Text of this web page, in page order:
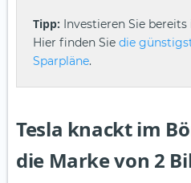
Tipp: Investieren Sie bereits
Hier finden Sie die
Sparpläne.
Tesla knackt im
die Marke von 2